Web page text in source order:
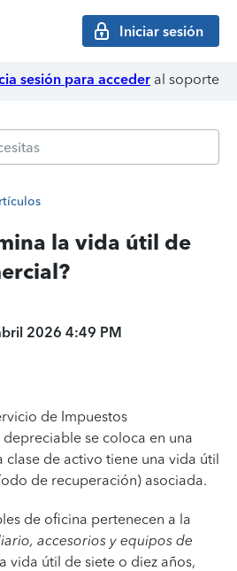
Iniciar sesión
sesión para acceder al soporte
la vida útil de
2026 4:49 PM
de Impuestos
se coloca en una
clase de activo tiene una vida útil
de recuperación) asociada.
de oficina pertenecen a la
accesorios y equipos de
vida útil de siete o diez años,